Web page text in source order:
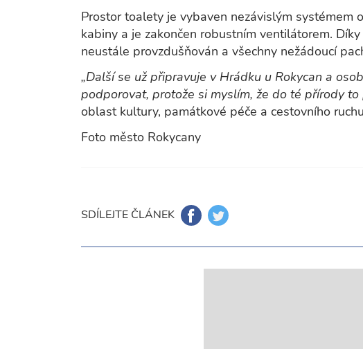
Prostor toalety je vybaven nezávislým systémem
kabiny a je zakončen robustním ventilátorem.
neustále provzdušňován a všechny nežádoucí
„Další se už připravuje v Hrádku u Rokycan a
podporovat, protože si myslím, že do té přírody to
oblast kultury, památkové péče a cestovního
Foto město Rokycany
SDÍLEJTE ČLÁNEK